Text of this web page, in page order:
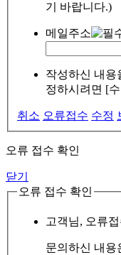
기 바랍니다.)
메일주소
작성하신 내용
정하시려면 [
취소 오류접수 수정
오류 접수 확인
닫기
오류 접수 확인
고객님, 오류
문의하신 내용